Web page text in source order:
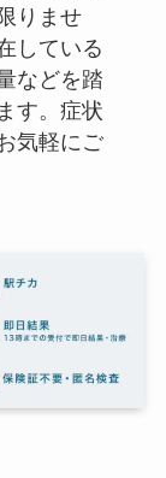
りませ
している
などを踏
す。症状
気軽にご